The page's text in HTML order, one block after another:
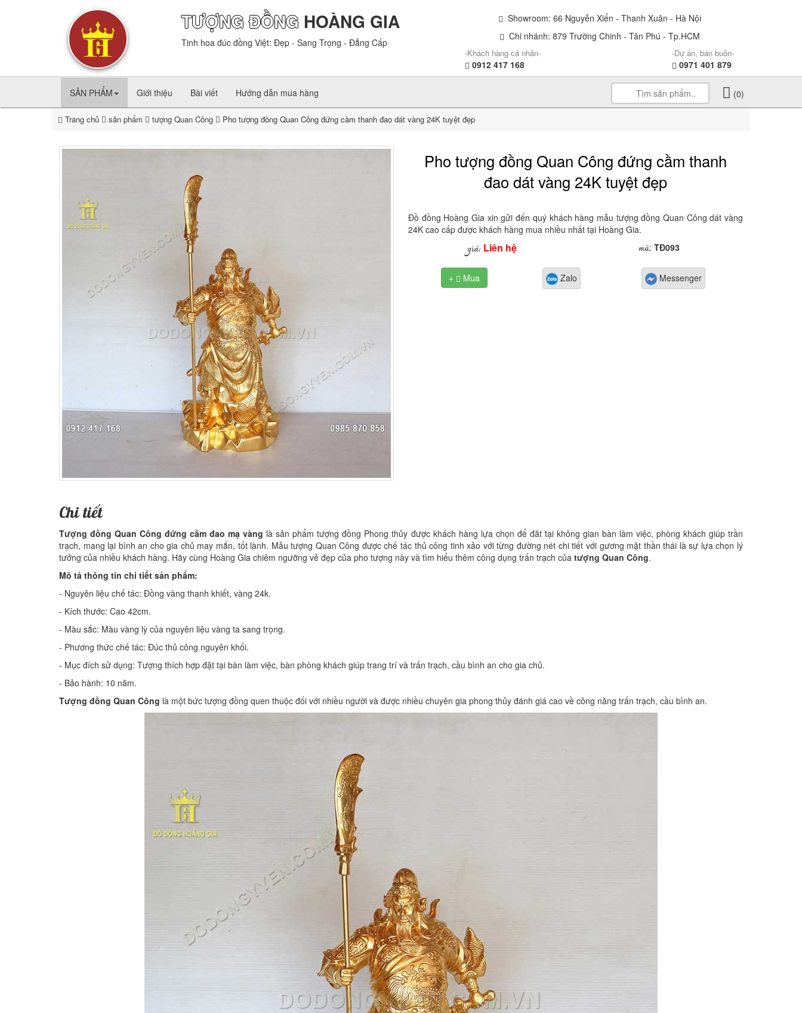
TƯỢNG ĐỒNG HOÀNG GIA
Tinh hoa đúc đồng Việt: Đẹp - Sang Trọng - Đẳng Cấp
Showroom: 66 Nguyễn Xiển - Thanh Xuân - Hà Nội
Chi nhánh: 879 Trường Chinh - Tân Phú - Tp.HCM
-Khách hàng cá nhân-
0912 417 168
-Dự án, bán buôn-
0971 401 879
SẢN PHẨM Giới thiệu Bài viết Hướng dẫn mua hàng (0)
Trang chủ sản phẩm tượng Quan Công Pho tượng đồng Quan Công đứng cầm thanh đao dát vàng 24K tuyệt đẹp
Pho tượng đồng Quan Công đứng cầm thanh
đao dát vàng 24K tuyệt đẹp
Đồ đồng Hoàng Gia xin gửi đến quý khách hàng mẫu tượng đồng Quan Công dát vàng
24K cao cấp được khách hàng mua nhiều nhất tại Hoàng Gia.
giá: Liên hệ mã:TĐ093
+  Mua Zalo Messenger
Chi tiết
Tượng đồng Quan Công đứng cầm đao mạ vàng là sản phẩm tượng đồng Phong thủy được khách hàng lựa chọn để đăt tại không gian bàn làm việc, phòng khách giúp trần
trạch, mang lại bình an cho gia chủ may mắn, tốt lành. Mẫu tượng Quan Công được chế tác thủ công tinh xảo với từng đường nét chi tiết với gương mặt thần thái là sự lựa chọn lý
tưởng của nhiều khách hàng. Hãy cùng Hoàng Gia chiêm ngưỡng vẻ đẹp của pho tượng này và tìm hiểu thêm công dụng trấn trạch của tượng Quan Công.
Mô tả thông tin chi tiết sản phẩm:
- Nguyên liệu chế tác: Đồng vàng thanh khiết, vàng 24k.
- Kích thước: Cao 42cm.
- Màu sắc: Màu vàng lỳ của nguyên liệu vàng ta sang trọng.
- Phương thức chế tác: Đúc thủ công nguyên khối.
- Mục đích sử dụng: Tượng thích hợp đặt tại bàn làm việc, bàn phòng khách giúp trang trí và trấn trạch, cầu bình an cho gia chủ.
- Bảo hành: 10 năm.
Tượng đồng Quan Công là một bức tượng đồng quen thuộc đối với nhiều người và được nhiều chuyên gia phong thủy đánh giá cao về công năng trấn trạch, cầu bình an.